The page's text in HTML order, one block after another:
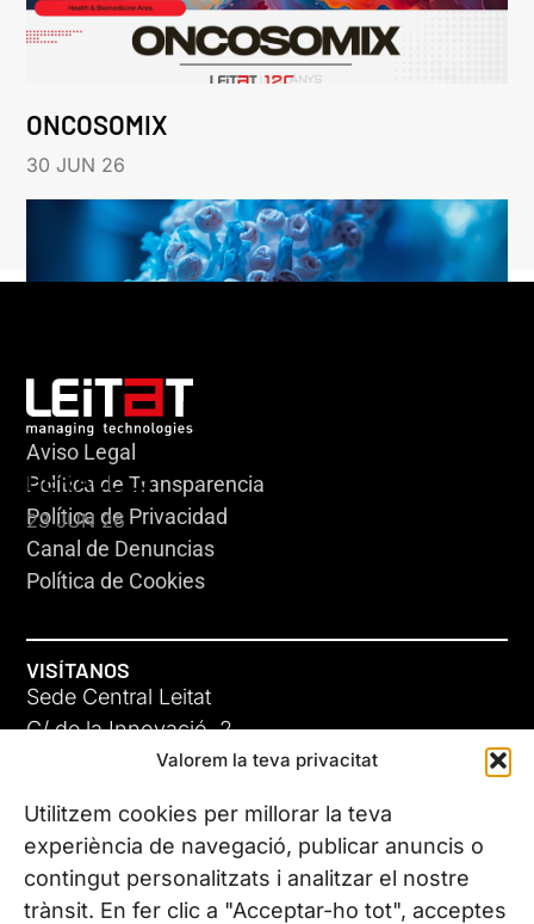
Valorem la teva privacitat
Utilitzem cookies per millorar la teva
experiència de navegació, publicar anuncis o
contingut personalitzats i analitzar el nostre
trànsit. En fer clic a "Acceptar-ho tot", acceptes
ONCOSOMIX
30 JUN 26
HERACLES
23 JUN 26
GIGA-3
23 JUN 26
Aviso Legal
Política de Transparencia
Política de Privacidad
Canal de Denuncias
Política de Cookies
VISÍTANOS
Sede Central Leitat
C/ de la Innovació, 2
08225 Terrassa, (Barcelona)
Conoce todas nuestras sedes
CONTÁCTANOS
Tel. (+34) 937 882 300